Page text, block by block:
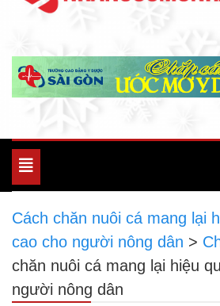
Ample Magazine
Unlimited Possibility Sites
Toggle
navigation
Cách chăn nuôi cá mang lại
cao cho người nông dân >
chăn nuôi cá mang lại hiệu
người nông dân